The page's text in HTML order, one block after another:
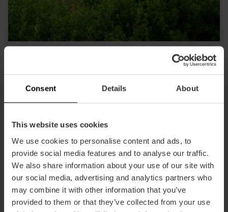
Consent Details About
This website uses cookies
We use cookies to personalise content and ads, to
provide social media features and to analyse our traffic.
We also share information about your use of our site with
our social media, advertising and analytics partners who
may combine it with other information that you’ve
provided to them or that they’ve collected from your use
Valencia Tourist Card da 72 ore e
biglietto per l’Oceanogràfic, il Museo
delle Scienze, all'Hemisfèric e al Bioparc
- 616 recensioni
Da 113,75 € 105,63 €